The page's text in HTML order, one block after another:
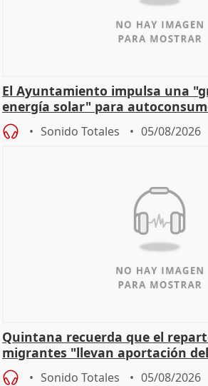
El Ayuntamiento impulsa una
energía solar" para
Sonido Totales 05/08/2026
Quintana recuerda que el
migrantes "llevan aportación
central
Sonido Totales 05/08/2026